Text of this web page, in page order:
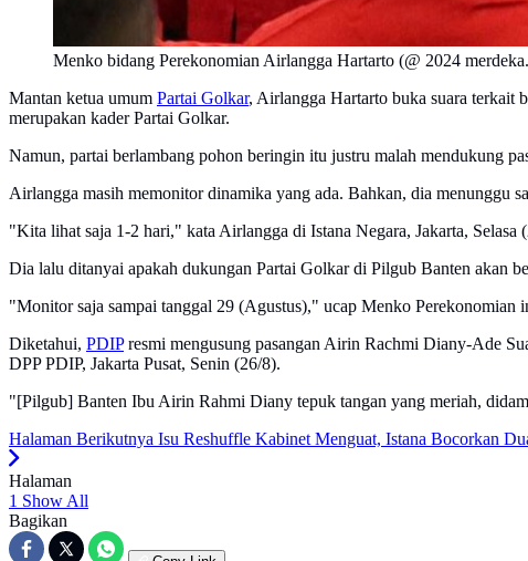
Menko bidang Perekonomian Airlangga Hartarto (@ 2024
Mantan ketua umum Partai Golkar, Airlangga Hartarto buka suara terkait
merupakan kader Partai Golkar.
Namun, partai berlambang pohon beringin itu justru malah mendukung
Airlangga masih memonitor dinamika yang ada. Bahkan, dia menunggu
"Kita lihat saja 1-2 hari," kata Airlangga di Istana Negara, Jakarta, Selasa
Dia lalu ditanyai apakah dukungan Partai Golkar di Pilgub Banten akan
"Monitor saja sampai tanggal 29 (Agustus)," ucap Menko Perekonomian
Diketahui, PDIPresmi mengusung pasangan Airin Rachmi Diany-Ade
DPP PDIP, Jakarta Pusat, Senin (26/8).
"[Pilgub] Banten Ibu Airin Rahmi Diany tepuk tangan yang meriah,
Halaman Berikutnya Isu Reshuffle Kabinet Menguat, Istana Bocorkan
Halaman
1 Show All
Bagikan